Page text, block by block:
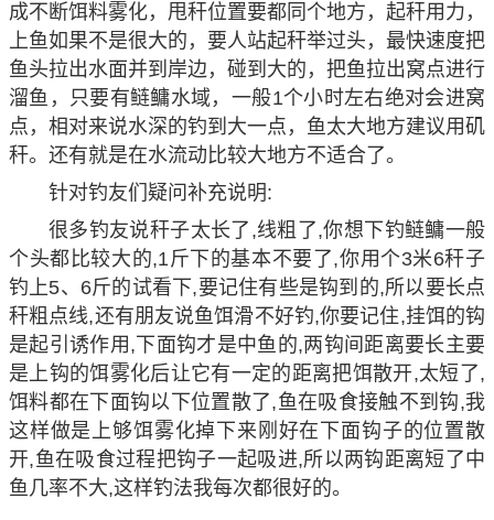
成不断饵料雾化，甩秆位置要都同个地方，起秆用力，
上鱼如果不是很大的，要人站起秆举过头，最快速度把
鱼头拉出水面并到岸边，碰到大的，把鱼拉出窝点进行
溜鱼，只要有鲢鳙水域，一般1个小时左右绝对会进窝
点，相对来说水深的钓到大一点，鱼太大地方建议用矶
秆。还有就是在水流动比较大地方不适合了。
针对钓友们疑问补充说明:
很多钓友说秆子太长了,线粗了,你想下钓鲢鳙一般
个头都比较大的,1斤下的基本不要了,你用个3米6秆子
钓上5、6斤的试看下,要记住有些是钩到的,所以要长点
秆粗点线,还有朋友说鱼饵滑不好钓,你要记住,挂饵的钩
是起引诱作用,下面钩才是中鱼的,两钩间距离要长主要
是上钩的饵雾化后让它有一定的距离把饵散开,太短了,
饵料都在下面钩以下位置散了,鱼在吸食接触不到钩,我
这样做是上够饵雾化掉下来刚好在下面钩子的位置散
开,鱼在吸食过程把钩子一起吸进,所以两钩距离短了中
鱼几率不大,这样钓法我每次都很好的。